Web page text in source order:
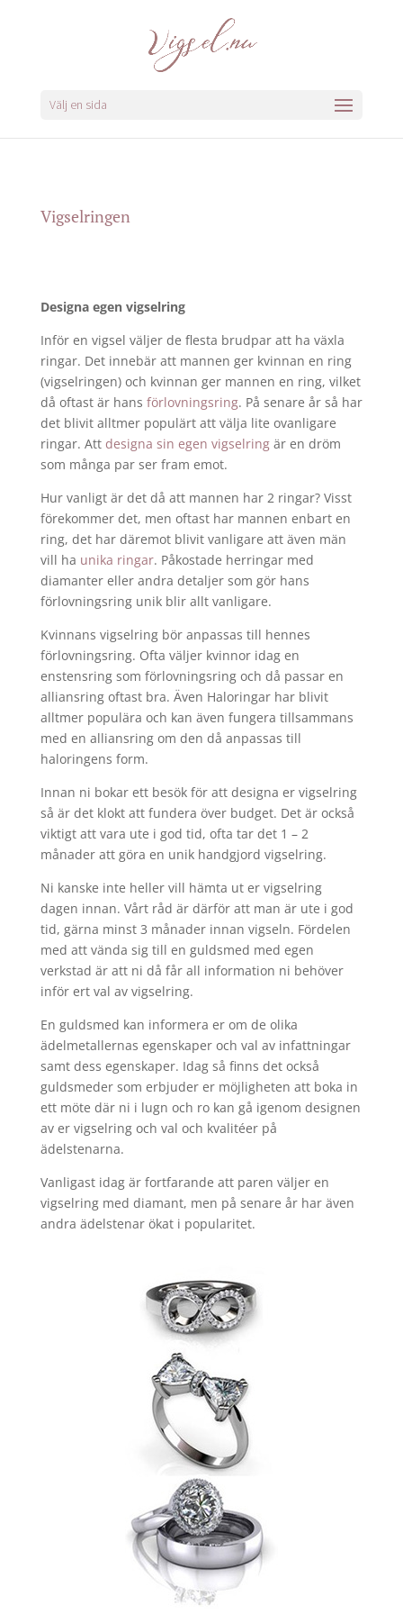
Välj en sida
Vigselringen
Designa egen vigselring
Inför en vigsel väljer de flesta brudpar att ha växla
ringar. Det innebär att mannen ger kvinnan en ring
(vigselringen) och kvinnan ger mannen en ring, vilket
då oftast är hans förlovningsring. På senare år så har
det blivit alltmer populärt att välja lite ovanligare
ringar. Att designa sin egen vigselringär en dröm
som många par ser fram emot.
Hur vanligt är det då att mannen har 2 ringar? Visst
förekommer det, men oftast har mannen enbart en
ring, det har däremot blivit vanligare att även män
vill ha unika ringar. Påkostade herringar med
diamanter eller andra detaljer som gör hans
förlovningsring unik blir allt vanligare.
Kvinnans vigselring bör anpassas till hennes
förlovningsring. Ofta väljer kvinnor idag en
enstensring som förlovningsring och då passar en
alliansring oftast bra. Även Haloringar har blivit
alltmer populära och kan även fungera tillsammans
med en alliansring om den då anpassas till
haloringens form.
Innan ni bokar ett besök för att designa er vigselring
så är det klokt att fundera över budget. Det är också
viktigt att vara ute i god tid, ofta tar det 1 – 2
månader att göra en unik handgjord vigselring.
Ni kanske inte heller vill hämta ut er vigselring
dagen innan. Vårt råd är därför att man är ute i god
tid, gärna minst 3 månader innan vigseln. Fördelen
med att vända sig till en guldsmed med egen
verkstad är att ni då får all information ni behöver
inför ert val av vigselring.
En guldsmed kan informera er om de olika
ädelmetallernas egenskaper och val av infattningar
samt dess egenskaper. Idag så finns det också
guldsmeder som erbjuder er möjligheten att boka in
ett möte där ni i lugn och ro kan gå igenom designen
av er vigselring och val och kvalitéer på
ädelstenarna.
Vanligast idag är fortfarande att paren väljer en
vigselring med diamant, men på senare år har även
andra ädelstenar ökat i popularitet.